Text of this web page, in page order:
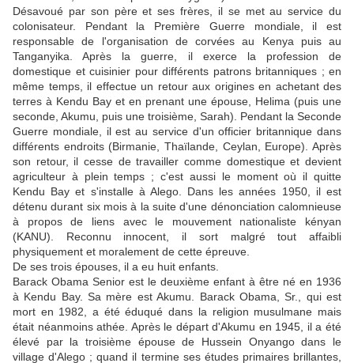
Désavoué par son père et ses frères, il se met au service du
colonisateur. Pendant la Première Guerre mondiale, il est
responsable de l'organisation de corvées au Kenya puis au
Tanganyika. Après la guerre, il exerce la profession de
domestique et cuisinier pour différents patrons britanniques ; en
même temps, il effectue un retour aux origines en achetant des
terres à Kendu Bay et en prenant une épouse, Helima (puis une
seconde, Akumu, puis une troisième, Sarah). Pendant la Seconde
Guerre mondiale, il est au service d'un officier britannique dans
différents endroits (Birmanie, Thaïlande, Ceylan, Europe). Après
son retour, il cesse de travailler comme domestique et devient
agriculteur à plein temps ; c'est aussi le moment où il quitte
Kendu Bay et s'installe à Alego. Dans les années 1950, il est
détenu durant six mois à la suite d'une dénonciation calomnieuse
à propos de liens avec le mouvement nationaliste kényan
(KANU). Reconnu innocent, il sort malgré tout affaibli
physiquement et moralement de cette épreuve.
De ses trois épouses, il a eu huit enfants.
Barack Obama Senior est le deuxième enfant à être né en 1936
à Kendu Bay. Sa mère est Akumu. Barack Obama, Sr., qui est
mort en 1982, a été éduqué dans la religion musulmane mais
était néanmoins athée. Après le départ d'Akumu en 1945, il a été
élevé par la troisième épouse de Hussein Onyango dans le
village d'Alego ; quand il termine ses études primaires brillantes,